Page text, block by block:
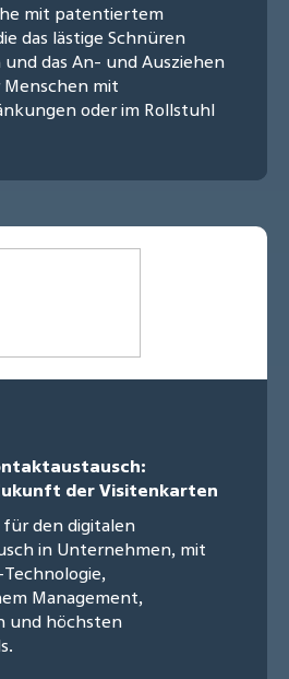
mit patentiertem
das lästige Schnüren
das An- und Ausziehen
mit
oder im Rollstuhl
der Visitenkarten
den digitalen
in Unternehmen, mit
Management,
und höchsten